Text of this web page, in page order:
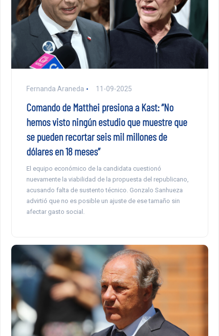
Fernanda Araneda 11-09-2025
Comando de Matthei presiona a Kast: “No
hemos visto ningún estudio que muestre que
se pueden recortar seis mil millones de
dólares en 18 meses”
El equipo económico de la candidata cuestionó
nuevamente la viabilidad de la propuesta del republicano,
acusando falta de sustento técnico. Gonzalo Sanhueza
advirtió que no es posible un ajuste de ese tamaño sin
afectar gasto social.